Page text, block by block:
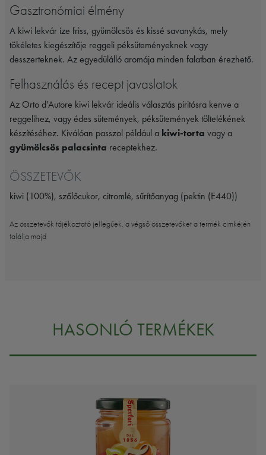
Gasztronómiai élmény
A kiwi lekvár íze friss, gyümölcsös és kissé savanykás, mely
tökéletes kiegészítője reggeli péksüteményeknek vagy
desszerteknek. Az egyedülálló aromája minden falatban érezhető.
Felhasználás és recept javaslatok
Az Orto d'Autore kiwi lekvár ideális választás piritósra kenve a
reggelihez, vagy édes sütemények, péksütemények töltelékének
készítéséhez. Kiválóan passzol például a kiwi-torta vagy a
gyümölcsös palacsinta receptekhez.
ÖSSZETEVŐK
kiwi (100%), szőlőcukor, citromlé, sűrítőanyag (pektin (E440))
Az összetevők tájékoztató jellegűek, a végső összetevőket a termék cimkéjén
találja majd
HASONLÓ TERMÉKEK